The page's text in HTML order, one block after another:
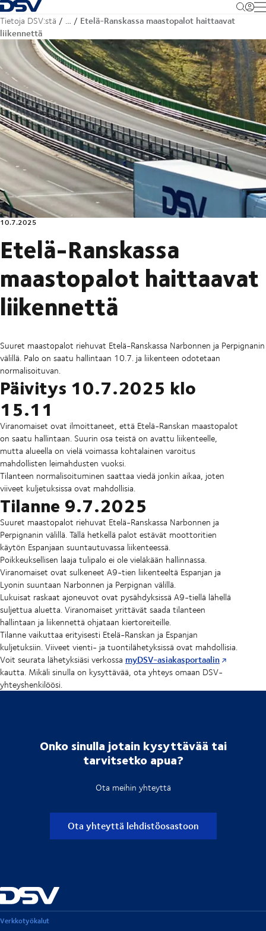
Takaisin kotisivulle
Tietoja DSV:stä …
Etelä-Ranskassa maastopalot haittaavat
liikennettä
10.7.2025
Etelä-Ranskassa
maastopalot haittaavat
liikennettä
Suuret maastopalot riehuvat Etelä-Ranskassa Narbonnen ja Perpignanin
välillä. Palo on saatu hallintaan 10.7. ja liikenteen odotetaan
normalisoituvan.
Päivitys 10.7.2025 klo
15.11
Viranomaiset ovat ilmoittaneet, että Etelä-Ranskan maastopalot
on saatu hallintaan. Suurin osa teistä on avattu liikenteelle,
mutta alueella on vielä voimassa kohtalainen varoitus
mahdollisten leimahdusten vuoksi.
Tilanteen normalisoituminen saattaa viedä jonkin aikaa, joten
viiveet kuljetuksissa ovat mahdollisia.
Tilanne 9.7.2025
Suuret maastopalot riehuvat Etelä-Ranskassa Narbonnen ja
Perpignanin välillä. Tällä hetkellä palot estävät moottoritien
käytön Espanjaan suuntautuvassa liikenteessä.
Poikkeuksellisen laaja tulipalo ei ole vieläkään hallinnassa.
Viranomaiset ovat sulkeneet A9-tien liikenteeltä Espanjan ja
Lyonin suuntaan Narbonnen ja Perpignan välillä.
Lukuisat raskaat ajoneuvot ovat pysähdyksissä A9-tiellä lähellä
suljettua aluetta. Viranomaiset yrittävät saada tilanteen
hallintaan ja liikennettä ohjataan kiertoreiteille.
Tilanne vaikuttaa erityisesti Etelä-Ranskan ja Espanjan
kuljetuksiin. Viiveet vienti- ja tuontilähetyksissä ovat mahdollisia.
Voit seurata lähetyksiäsi verkossa myDSV-asiakasportaalin
kautta. Mikäli sinulla on kysyttävää, ota yhteys omaan DSV-
yhteyshenkilöösi.
Onko sinulla jotain kysyttävää tai
tarvitsetko apua?
Ota meihin yhteyttä
Ota yhteyttä lehdistöosastoon
Verkkotyökalut